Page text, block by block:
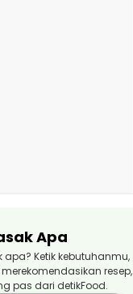
Apa
Ketik kebutuhanmu,
resep,
pas dari detikFood.